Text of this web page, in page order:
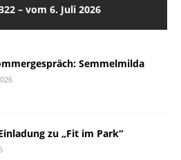
– vom 6. Juli 2026
Semmelmilda
zu „Fit im Park“